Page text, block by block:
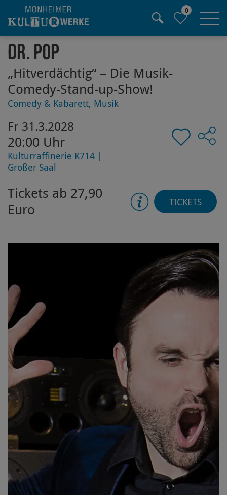
Hauptregion der Seite anspringen
0
Dr. Pop
„Hitverdächtig“ – Die Musik-
Comedy-Stand-up-Show!
Comedy & Kabarett, Musik
Fr 31.3.2028
20:00 Uhr
Kulturraffinerie K714 |
Großer Saal
Tickets ab 27,90
Euro
TICKETS